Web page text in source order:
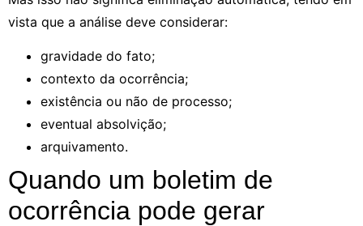
vista que a análise deve considerar:
gravidade do fato;
contexto da ocorrência;
existência ou não de processo;
eventual absolvição;
arquivamento.
Quando um boletim de
ocorrência pode gerar